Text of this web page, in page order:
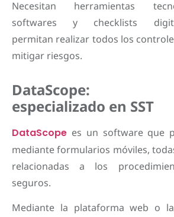
Necesitan herramientas
softwares y checklists
permitan realizar todos los
mitigar riesgos.
DataScope:
especializado en SST
DataScope es un software que
mediante formularios móviles,
relacionadas a los
seguros.
Mediante la plataforma web o